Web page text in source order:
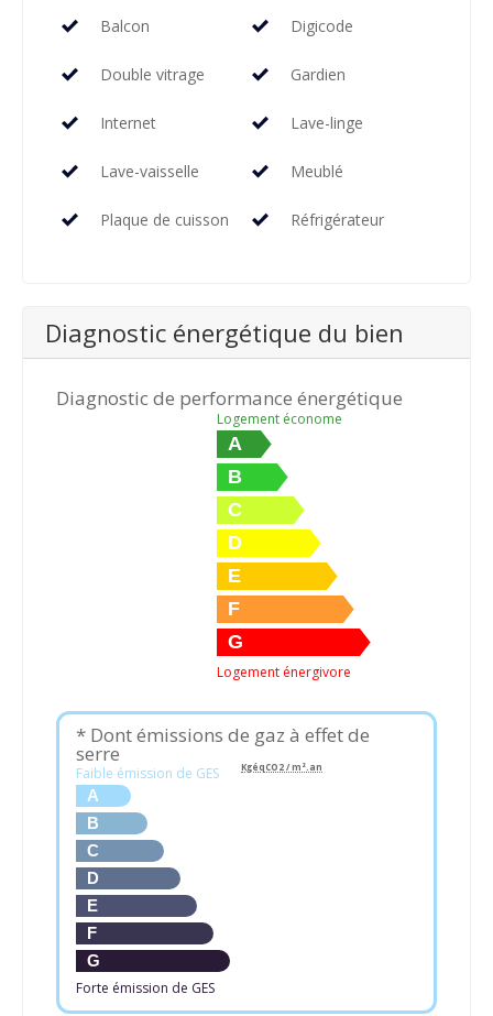
Balcon Digicode
Double vitrage Gardien
Internet Lave-linge
Lave-vaisselle Meublé
Plaque de cuisson Réfrigérateur
Diagnostic énergétique du bien
Diagnostic de performance énergétique
Logement économe
A
B
C
D
E
F
G
Logement énergivore
* Dont émissions de gaz à effet de
serre
Faible émission de GES
A
B
C
D
E
F
G
Forte émission de GES
KgéqCO2 / m².an